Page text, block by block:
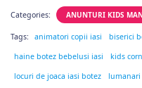
Categories: ANUNTURI KIDS
Tags: animatori copii iasi biserici
haine botez bebelusi iasi
kids
locuri de joaca iasi botez
lumanari